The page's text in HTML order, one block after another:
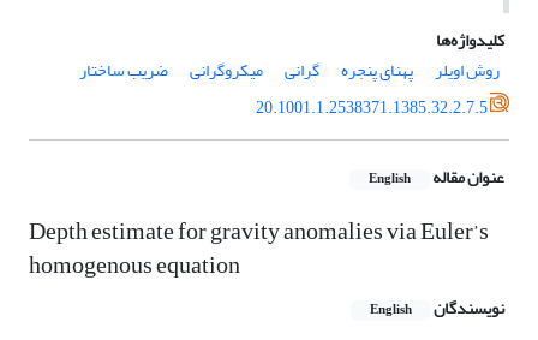
کلیدواژه‌ها
روش اویلر
پهنای پنجره گرانی میکروگرانی
ضریب ساختار
20.1001.1.2538371.1385.32.2.7.5
عنوان مقاله English
Depth estimate for gravity anomalies via Euler’s
homogenous equation
نویسندگان English